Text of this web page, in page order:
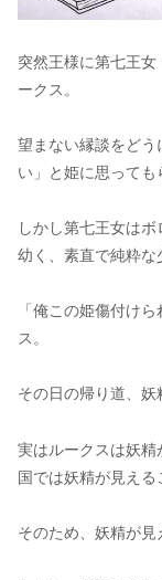
突然王様に第七王
ークス。
望まない縁談をど
い」と姫に思っても
しかし第七王女は
幼く、素直で純粋な
「俺この姫傷付け
ス。
その日の帰り道、妖
実はルークスは妖
国では妖精が見える
そのため、妖精が見